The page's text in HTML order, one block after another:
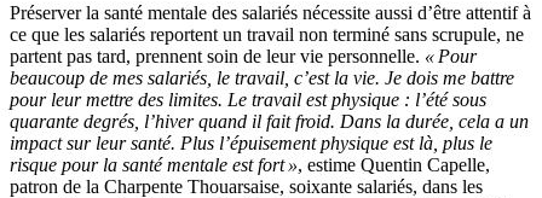
Préserver la santé mentale des salariés nécessite aussi d’être attentif à
ce que les salariés reportent un travail non terminé sans scrupule, ne
partent pas tard, prennent soin de leur vie personnelle. « Pour
beaucoup de mes salariés, le travail, c’est la vie. Je dois me battre
pour leur mettre des limites. Le travail est physique : l’été sous
quarante degrés, l’hiver quand il fait froid. Dans la durée, cela a un
impact sur leur santé. Plus l’épuisement physique est là, plus le
risque pour la santé mentale est fort », estime Quentin Capelle,
patron de la Charpente Thouarsaise, soixante salariés, dans les